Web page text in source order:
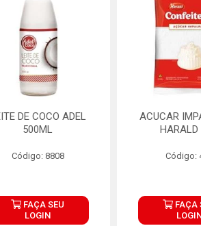
DE COCO ADEL
500ML
Código: 8808
FAÇA SEU
LOGIN
ACUCAR
HARALD
Código:
FAÇA